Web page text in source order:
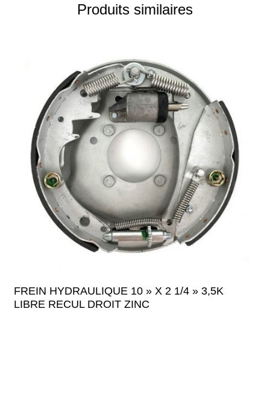
Produits similaires
FREIN HYDRAULIQUE 10 » X 2 1/4 » 3,5K
LIBRE RECUL DROIT ZINC